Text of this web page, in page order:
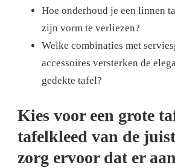
Hoe onderhoud je een linnen
zijn vorm te verliezen?
Welke combinaties met
accessoires versterken de
gedekte tafel?
Kies voor een grote
tafelkleed van de
zorg ervoor dat er